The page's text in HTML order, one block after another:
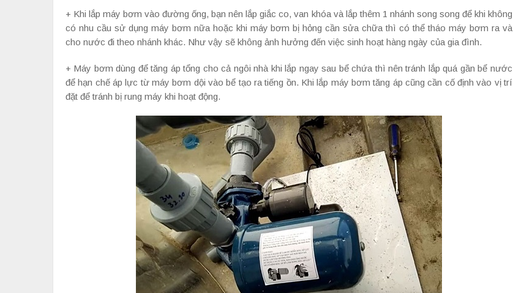
+ Khi lắp máy bơm vào đường ống, bạn nên lắp giắc co, van khóa và lắp thêm 1 nhánh song song để khi không
có nhu cầu sử dụng máy bơm nữa hoặc khi máy bơm bị hỏng cần sửa chữa thì có thể tháo máy bơm ra và
cho nước đi theo nhánh khác. Như vậy sẽ không ảnh hưởng đến việc sinh hoạt hàng ngày của gia đình.
+ Máy bơm dùng để tăng áp tổng cho cả ngôi nhà khi lắp ngay sau bể chứa thì nên tránh lắp quá gần bể nước
để hạn chế áp lực từ máy bơm dội vào bể tạo ra tiếng ồn. Khi lắp máy bơm tăng áp cũng cần cố định vào vị trí
đặt để tránh bị rung máy khi hoạt động.